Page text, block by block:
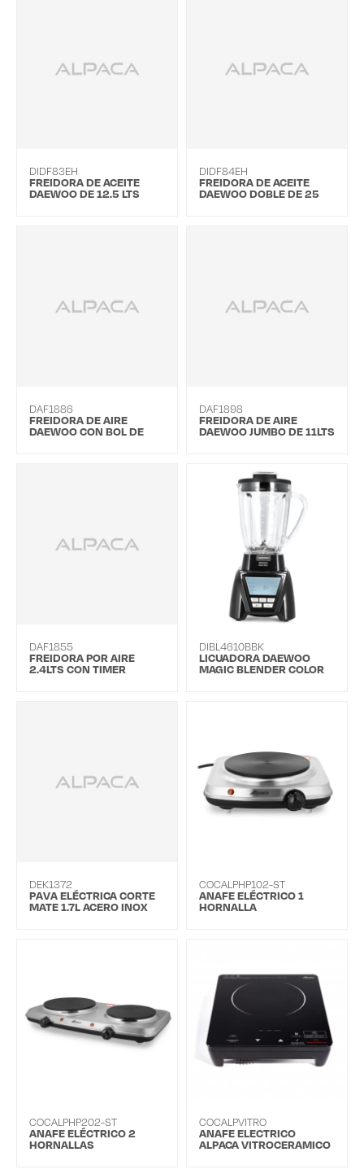
DIDF83EH
FREIDORA DE ACEITE
DAEWOO DE 12.5 LTS
DIDF84EH
FREIDORA DE ACEITE
DAEWOO DOBLE DE 25
DAF1886
FREIDORA DE AIRE
DAEWOO CON BOL DE
DAF1898
FREIDORA DE AIRE
DAEWOO JUMBO DE 11LTS
DAF1855
FREIDORA POR AIRE
2.4LTS CON TIMER
DIBL4610BBK
LICUADORA DAEWOO
MAGIC BLENDER COLOR
DEK1372
PAVA ELÉCTRICA CORTE
MATE 1.7L ACERO INOX
COCALPHP102-ST
ANAFE ELÉCTRICO 1
HORNALLA
COCALPHP202-ST
ANAFE ELÉCTRICO 2
HORNALLAS
COCALPVITRO
ANAFE ELECTRICO
ALPACA VITROCERAMICO